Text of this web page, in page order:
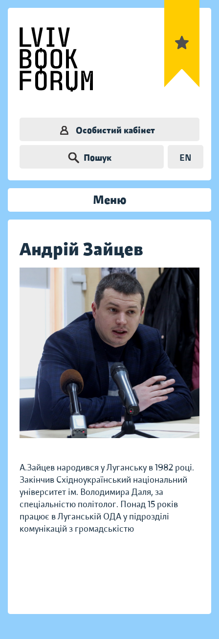
Особистий кабінет
Пошук EN
Меню
Андрій Зайцев
А.Зайцев народився у Луганську в 1982 році.
Закінчив Східноукраїнський національний
університет ім. Володимира Даля, за
спеціальністю політолог. Понад 15 років
працює в Луганській ОДА у підрозділі
комунікацій з громадськістю